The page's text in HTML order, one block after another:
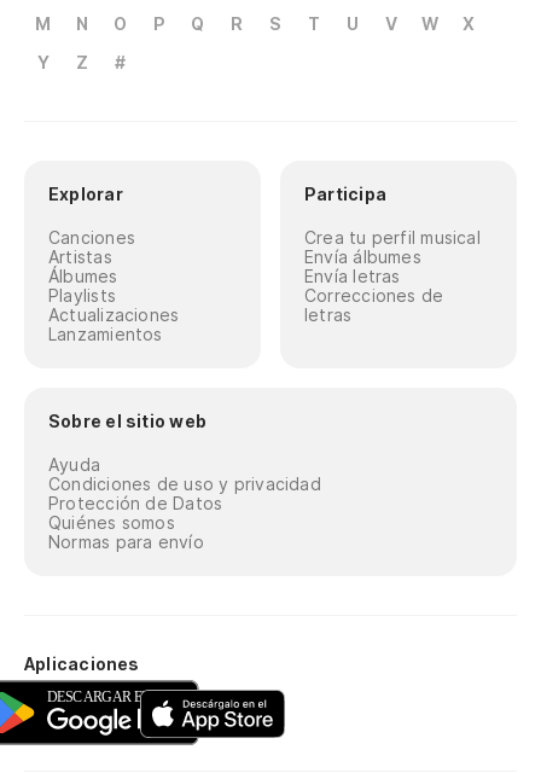
M
N O P Q R S T U V W
X
Y
Z #
Explorar
Canciones
Artistas
Álbumes
Playlists
Actualizaciones
Lanzamientos
Participa
Crea tu perfil musical
Envía álbumes
Envía letras
Correcciones de
letras
Sobre el sitio web
Ayuda
Condiciones de uso y privacidad
Protección de Datos
Quiénes somos
Normas para envío
Aplicaciones